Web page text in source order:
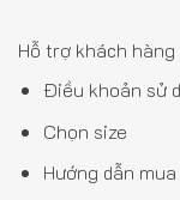
Hỗ trợ khách hàng
Điều khoản sử
Chọn size
Hướng dẫn